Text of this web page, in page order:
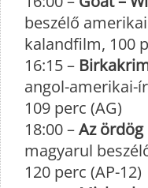
beszélő
kalandfilm, 100
16:15 –
angol-amerikai-
109 perc (AG)
18:00 –Az ördög
magyarul
120 perc (AP-12)